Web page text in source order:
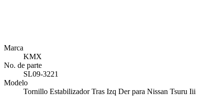
Marca
KMX
No. de parte
SL09-3221
Modelo
Tornillo Estabilizador Tras Izq Der para Nissan Tsuru Iii